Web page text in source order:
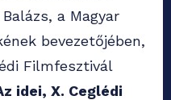
a Magyar
bevezetőjében,
Filmfesztivál
idei, X. Ceglédi